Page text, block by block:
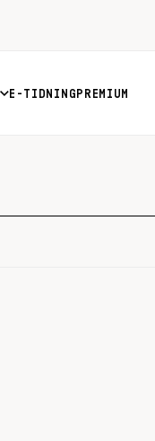
E-TIDNING PREMIUM